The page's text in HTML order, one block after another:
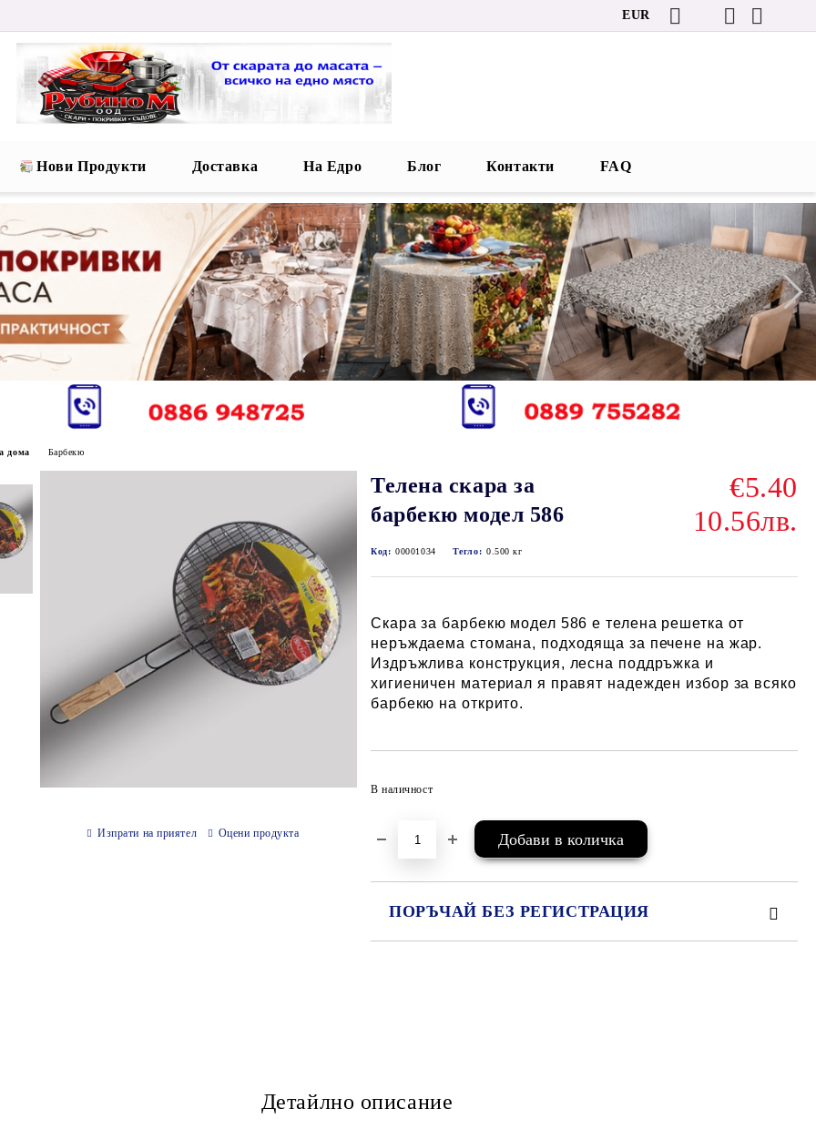
EUR
Нови Продукти Доставка На Едро Блог Контакти FAQ
дома Барбекю
Телена скара за
барбекю модел 586
€5.40
10.56лв.
Код: 00001034 Тегло: 0.500 кг
Скара за барбекю модел 586 е телена решетка от
неръждаема стомана, подходяща за печене на жар.
Издръжлива конструкция, лесна поддръжка и
хигиеничен материал я правят надежден избор за всяко
барбекю на открито.
В наличност
ПОРЪЧАЙ БЕЗ РЕГИСТРАЦИЯ
Изпрати на приятел Оцени продукта
Детайлно описание